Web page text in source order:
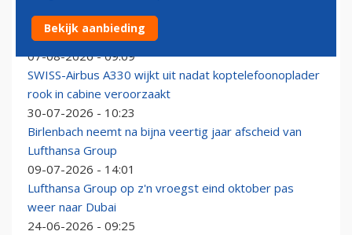
SWISS hakt knoop door: maatschappij gaat afscheid
nemen van A220-100-vloot
07-08-2026 - 09:09
SWISS-Airbus A330 wijkt uit nadat koptelefoonoplader
rook in cabine veroorzaakt
30-07-2026 - 10:23
Birlenbach neemt na bijna veertig jaar afscheid van
Lufthansa Group
09-07-2026 - 14:01
Lufthansa Group op z'n vroegst eind oktober pas
weer naar Dubai
24-06-2026 - 09:25
Bekijk aanbieding